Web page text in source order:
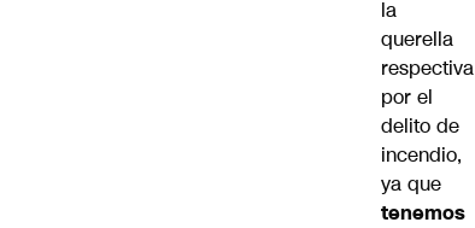
la
querella
respectiva
por el
delito de
incendio,
ya que
tenemos